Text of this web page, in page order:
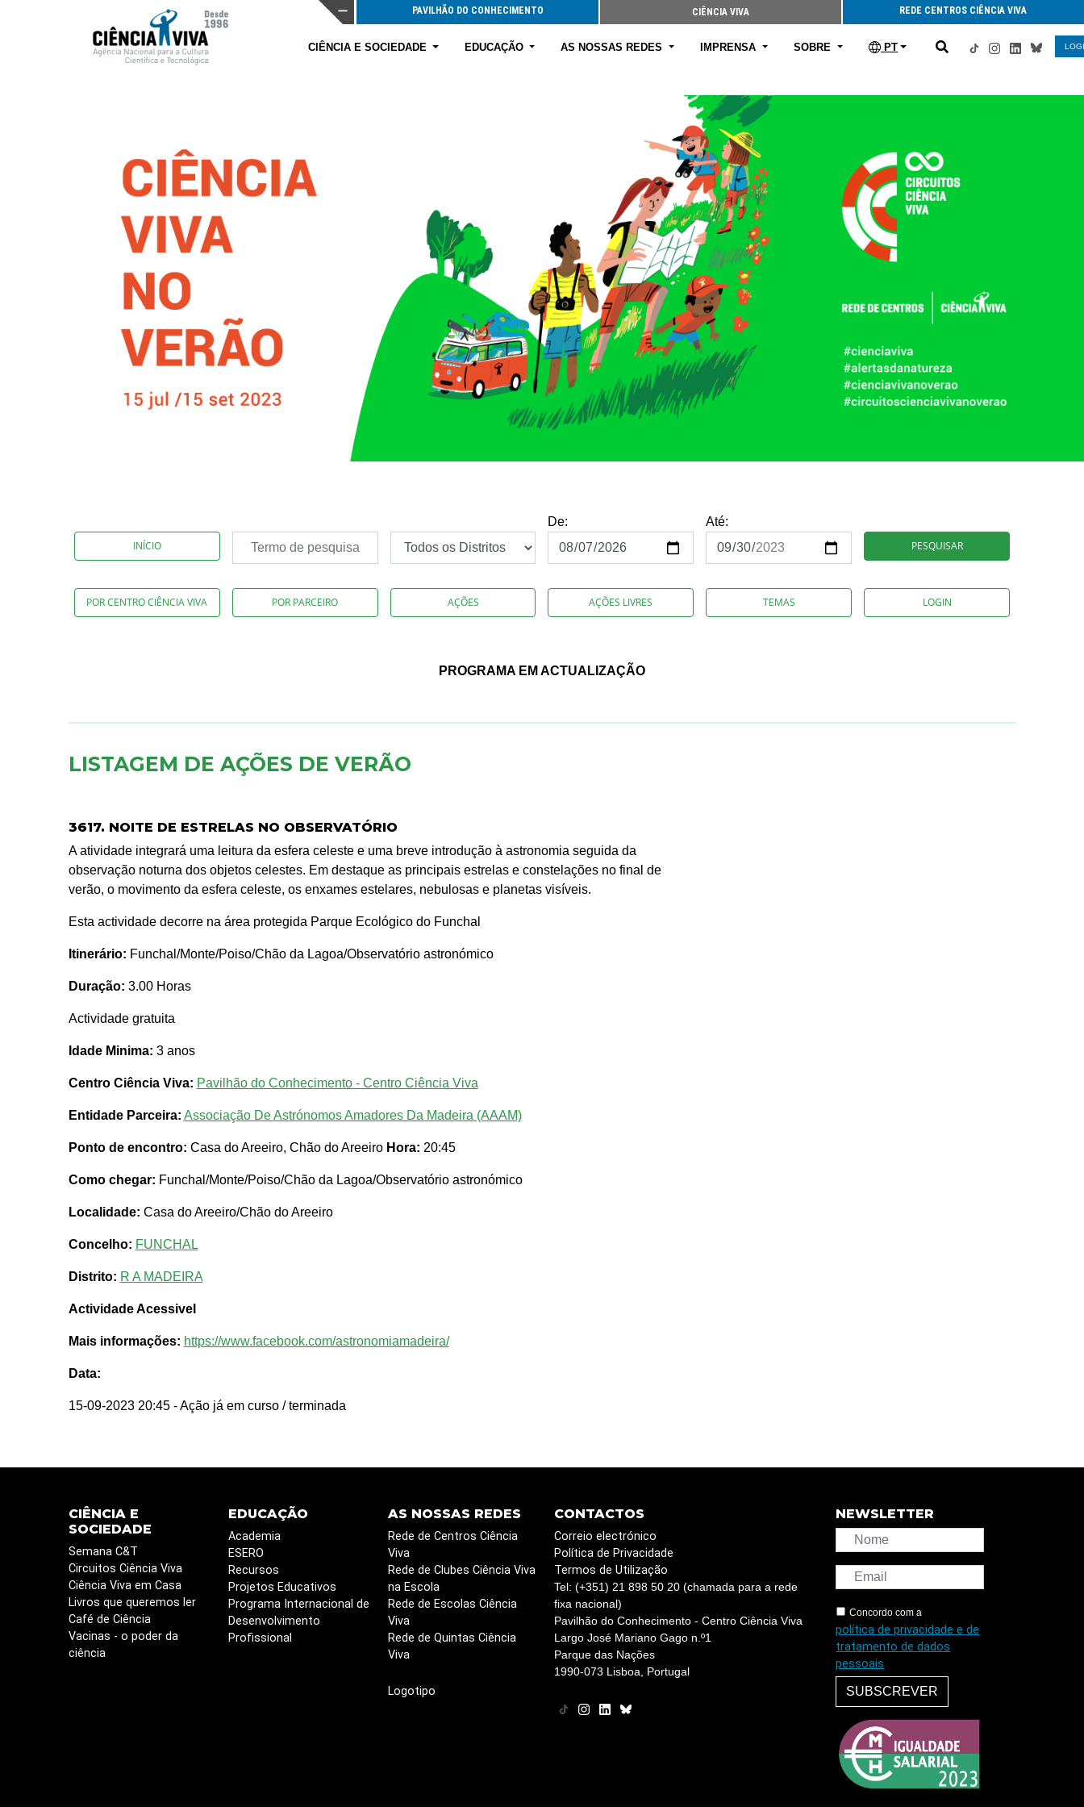
PAVILHÃO DO CONHECIMENTO CIÊNCIA VIVA REDE CENTROS CIÊNCIA VIVA
CIÊNCIA E SOCIEDADE EDUCAÇÃO AS NOSSAS REDES IMPRENSA SOBRE PT
INÍCIO
De:
Até:
PESQUISAR
POR CENTRO CIÊNCIA VIVA POR PARCEIRO AÇÕES AÇÕES LIVRES TEMAS LOGIN
PROGRAMA EM ACTUALIZAÇÃO
LISTAGEM DE AÇÕES DE VERÃO
3617. NOITE DE ESTRELAS NO OBSERVATÓRIO
A atividade integrará uma leitura da esfera celeste e uma breve introdução à astronomia seguida da
observação noturna dos objetos celestes. Em destaque as principais estrelas e constelações no final de
verão, o movimento da esfera celeste, os enxames estelares, nebulosas e planetas visíveis.
Esta actividade decorre na área protegida Parque Ecológico do Funchal
Itinerário: Funchal/Monte/Poiso/Chão da Lagoa/Observatório astronómico
Duração: 3.00 Horas
Actividade gratuita
Idade Minima: 3 anos
Centro Ciência Viva: Pavilhão do Conhecimento - Centro Ciência Viva
Entidade Parceira: Associação De Astrónomos Amadores Da Madeira (AAAM)
Ponto de encontro: Casa do Areeiro, Chão do Areeiro Hora: 20:45
Como chegar: Funchal/Monte/Poiso/Chão da Lagoa/Observatório astronómico
Localidade: Casa do Areeiro/Chão do Areeiro
Concelho: FUNCHAL
Distrito: R A MADEIRA
Actividade Acessivel
Mais informações: https://www.facebook.com/astronomiamadeira/
Data:
15-09-2023 20:45 - Ação já em curso / terminada
CIÊNCIA E
SOCIEDADE
Semana C&T
Circuitos Ciência Viva
Ciência Viva em Casa
Livros que queremos ler
Café de Ciência
Vacinas - o poder da
ciência
EDUCAÇÃO
Academia
ESERO
Recursos
Projetos Educativos
Programa Internacional de
Desenvolvimento
Profissional
AS NOSSAS REDES
Rede de Centros Ciência
Viva
Rede de Clubes Ciência Viva
na Escola
Rede de Escolas Ciência
Viva
Rede de Quintas Ciência
Viva
Logotipo
CONTACTOS
Correio electrónico
Política de Privacidade
Termos de Utilização
Tel: (+351) 21 898 50 20 (chamada para a rede
fixa nacional)
Pavilhão do Conhecimento - Centro Ciência Viva
Largo José Mariano Gago n.º1
Parque das Nações
1990-073 Lisboa, Portugal
NEWSLETTER
Concordo com a
política de privacidade e de
tratamento de dados
pessoais
SUBSCREVER